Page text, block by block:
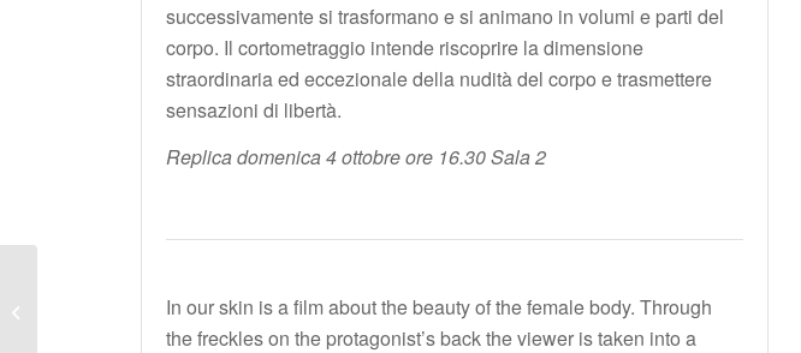
successivamente si trasformano e si animano in volumi e parti del
corpo. Il cortometraggio intende riscoprire la dimensione
straordinaria ed eccezionale della nudità del corpo e trasmettere
sensazioni di libertà.
Replica domenica 4 ottobre ore 16.30 Sala 2
In our skin is a film about the beauty of the female body. Through
the freckles on the protagonist’s back the viewer is taken into a
GRACE AND BETTY